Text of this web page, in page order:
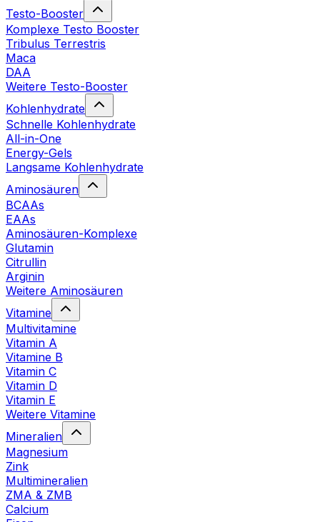
Testo-Booster
Komplexe Testo Booster
Tribulus Terrestris
Maca
DAA
Weitere Testo-Booster
Kohlenhydrate
Schnelle Kohlenhydrate
All-in-One
Energy-Gels
Langsame Kohlenhydrate
Aminosäuren
BCAAs
EAAs
Aminosäuren-Komplexe
Glutamin
Citrullin
Arginin
Weitere Aminosäuren
Vitamine
Multivitamine
Vitamin A
Vitamine B
Vitamin C
Vitamin D
Vitamin E
Weitere Vitamine
Mineralien
Magnesium
Zink
Multimineralien
ZMA & ZMB
Calcium